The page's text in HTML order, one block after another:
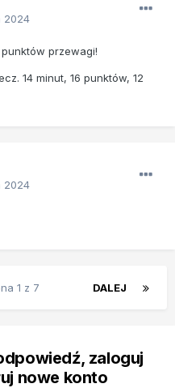
2024
przewagi!
14 minut, 16 punktów, 12
2024
DALEJ
1 z 7
zaloguj
nowe konto